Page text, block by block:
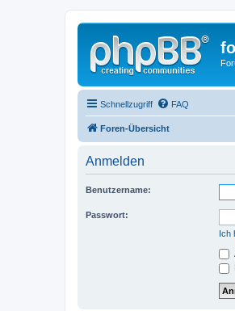
Schnellzugriff FAQ
Foren-Übersicht
Anmelden
Benutzername:
Passwort:
Ich